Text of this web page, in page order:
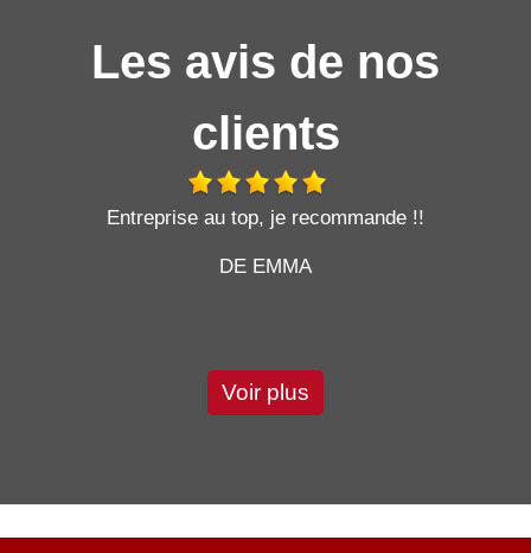
Les avis de nos
clients
Entreprise au top, je recommande !!
DE EMMA
Voir plus